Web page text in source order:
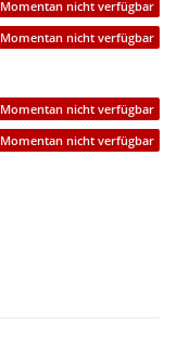
Momentan nicht verfügbar
Momentan nicht verfügbar
Momentan nicht verfügbar
Momentan nicht verfügbar